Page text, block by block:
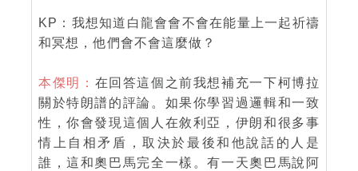
KP：我想知道白龍會會不會在能量上一起祈禱
和冥想，他們會不會這麼做？
本傑明： 在回答這個之前我想補充一下柯博拉
關於特朗譜的評論。如果你學習過邏輯和一致
性，你會發現這個人在敘利亞，伊朗和很多事
情上自相矛盾，取決於最後和他說話的人是
誰，這和奧巴馬完全一樣。有一天奧巴馬說阿